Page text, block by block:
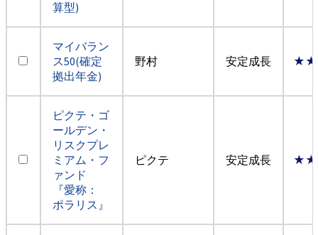
算型)
マイバラン
ス50(確定
拠出年金)
野村 安定成長
ピクテ・ゴ
ールデン・
リスクプレ
ミアム・フ
ァンド
『愛称：
ポラリス』
ピクテ 安定成長